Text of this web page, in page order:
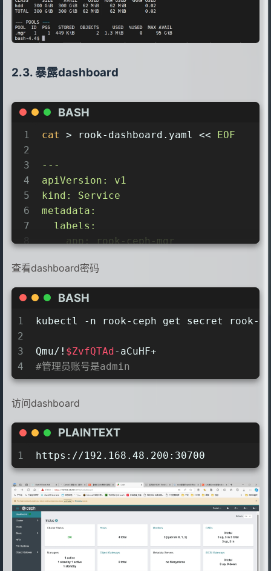
21
22
23
25
ceph status
- 查看osd状态
暴露dashboard
BASH
1
2
3
4
5
6
7
8
10
11
12
13
14
15
16
17
19
20
21
22
23
24
25
26
27
cat > rook-dashboard.yaml << EOF
---
apiVersion: v1
kind: Service
metadata:
  labels:
    app: rook-ceph-mgr
    rook_cluster: rook-ceph
  name: rook-ceph-mgr-dashboard-np
  namespace: rook-ceph
spec:
  - name: http-dashboard
    port: 8443
    protocol: TCP
    nodePort: 30700
  selector:
    app: rook-ceph-mgr
    ceph_daemon_id: a
  sessionAffinity: None
  type: NodePort
EOF
kubectl apply -f rook-dashboard.yaml
查看dashboard密码
BASH
1
2
3
4
kubectl -n rook-ceph get secret rook-
Qmu/! $ZvfQTAd-aCuHF+
#管理员账号是admin
访问dashboard
PLAINTEXT
1 https://192.168.48.200:30700